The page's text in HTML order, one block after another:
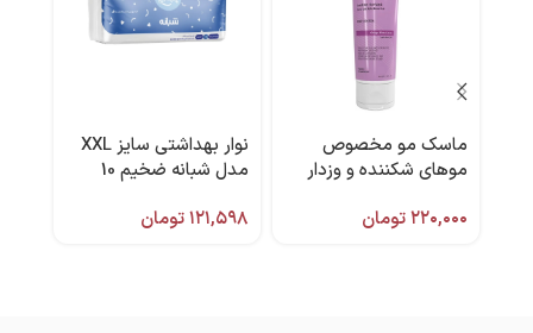
ماسک مو مخصوص
موهای شکننده و وزدار
۲۲۰,۰۰۰تومان
نوار بهداشتی سایز XXL
مدل شبانه ضخیم 10
۱۲۱,۵۹۸تومان